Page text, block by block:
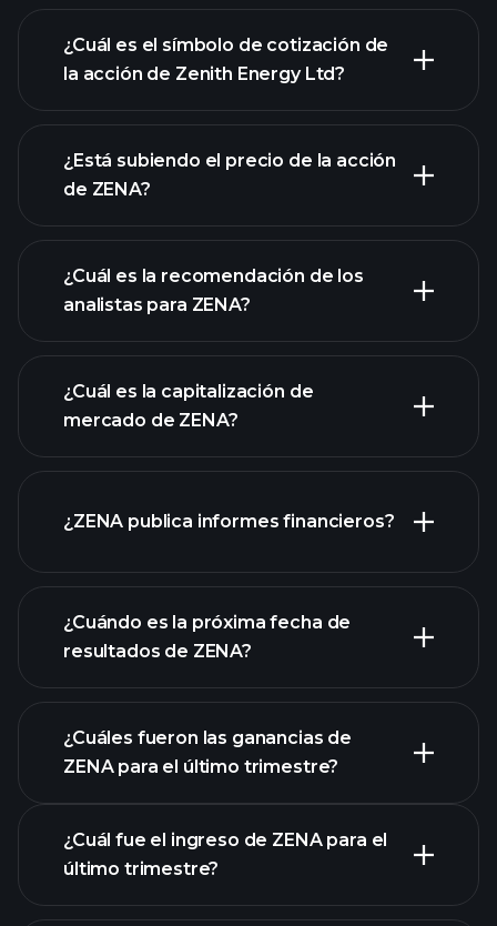
gráfico avanzado
¿Cuál es el símbolo de cotización de
la acción de Zenith Energy Ltd?
¿Está subiendo el precio de la acción
de ZENA?
gráfico de ZENA
¿Cuál es la recomendación de los
analistas para ZENA?
¿Cuál es la capitalización de
mercado de ZENA?
nuestra lista de acciones
¿ZENA publica informes financieros?
los estados financieros
de ZENA
¿Cuándo es la próxima fecha de
resultados de ZENA?
¿Cuáles fueron las ganancias de
ZENA para el último trimestre?
¿Cuál fue el ingreso de ZENA para el
último trimestre?